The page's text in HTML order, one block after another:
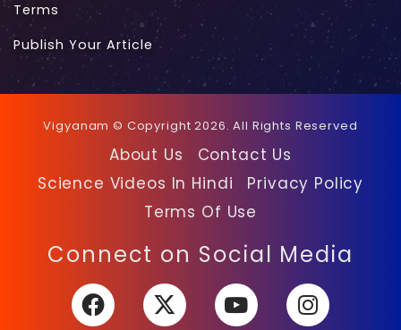
Terms
Publish Your Article
Vigyanam © Copyright 2026. All Rights Reserved
About Us
Contact Us
Science Videos In Hindi
Privacy Policy
Terms Of Use
FacebookX YouTube